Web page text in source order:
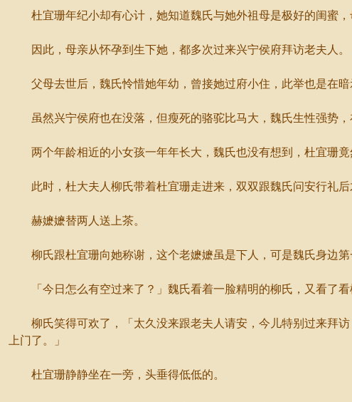
杜宜珊年纪小却有心计，她知道魏氏与她外祖母是极好的闺蜜，
因此，母亲从怀孕到生下她，都多次过来兴宁侯府拜访老夫人。
父母去世后，魏氏怜惜她年幼，曾接她过府小住，此举也是在暗
虽然兴宁侯府也在没落，但瘦死的骆驼比马大，魏氏生性强势，
两个年龄相近的小女孩一年年长大，魏氏也没有想到，杜宜珊竟
此时，杜大夫人柳氏带着杜宜珊走进来，双双跟魏氏问安行礼后
赫嬷嬷替两人送上茶。
柳氏跟杜宜珊向她称谢，这个老嬷嬷虽是下人，可是魏氏身边第
「今日怎么有空过来了？」魏氏看着一脸精明的柳氏，又看了看
柳氏笑得可欢了，「太久没来跟老夫人请安，今儿特别过来拜访
上门了。」
杜宜珊静静坐在一旁，头垂得低低的。